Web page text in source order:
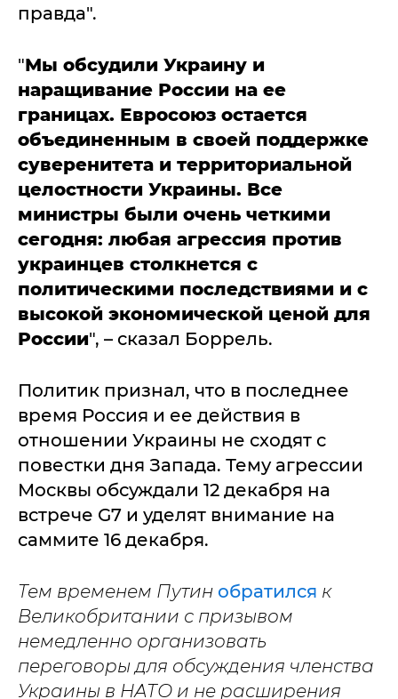
правда".
"Мы обсудили Украину и
наращивание России на ее
границах. Евросоюз остается
объединенным в своей поддержке
суверенитета и территориальной
целостности Украины. Все
министры были очень четкими
сегодня: любая агрессия против
украинцев столкнется с
политическими последствиями и с
высокой экономической ценой для
России", – сказал Боррель.
Политик признал, что в последнее
время Россия и ее действия в
отношении Украины не сходят с
повестки дня Запада. Тему агрессии
Москвы обсуждали 12 декабря на
встрече G7 и уделят внимание на
саммите 16 декабря.
Тем временем Путин обратился к
Великобритании с призывом
немедленно организовать
переговоры для обсуждения членства
Украины в НАТО и не расширения